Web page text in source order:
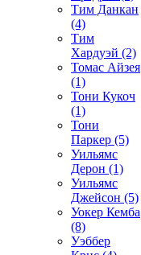
Тим Данкан
(4)
Тим
Хардуэй (2)
Томас Айзея
(1)
Тони Кукоч
(1)
Тони
Паркер (5)
Уильямс
Дерон (1)
Уильямс
Джейсон (5)
Уокер Кемба
(8)
Уэббер